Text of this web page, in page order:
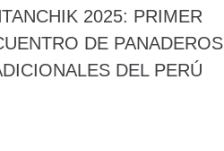
2025: PRIMER
DE PANADEROS
DEL PERÚ